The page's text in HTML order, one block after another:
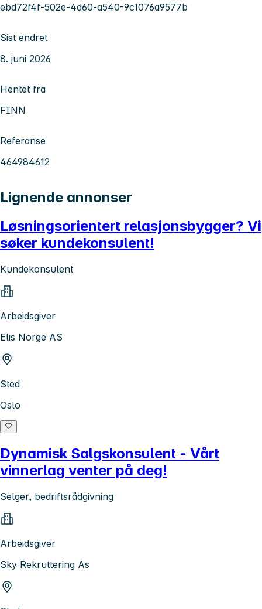
ebd72f4f-502e-4d60-a540-9c1076a9577b
Sist endret
8. juni 2026
Hentet fra
FINN
Referanse
464984612
Lignende annonser
Løsningsorientert relasjonsbygger? Vi
søker kundekonsulent!
Kundekonsulent
Arbeidsgiver
Elis Norge AS
Sted
Oslo
Dynamisk Salgskonsulent - Vårt
vinnerlag venter på deg!
Selger, bedriftsrådgivning
Arbeidsgiver
Sky Rekruttering As